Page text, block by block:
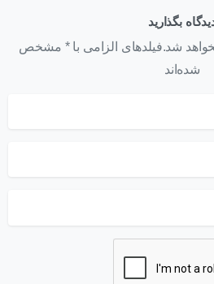
بگذارید
شد.فیلدهای الزامی با * مشخص
شده‌اند